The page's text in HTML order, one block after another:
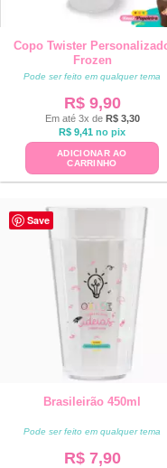
Copo Twister
Frozen
Pode ser feito em qualquer tema
R$9,90
Em até 3x de R$3,30
R$ 9,41 no pix
ADICIONAR AO
CARRINHO
Save
Brasileirão 450ml
Pode ser feito em qualquer tema
R$7,90